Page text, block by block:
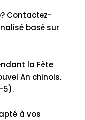
Contactez-
basé sur
la Fête
An chinois,
5).
à vos